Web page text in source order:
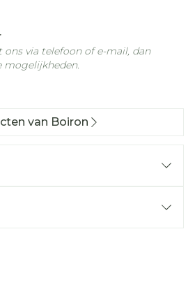
via telefoon of e-mail, dan
mogelijkheden.
van Boiron